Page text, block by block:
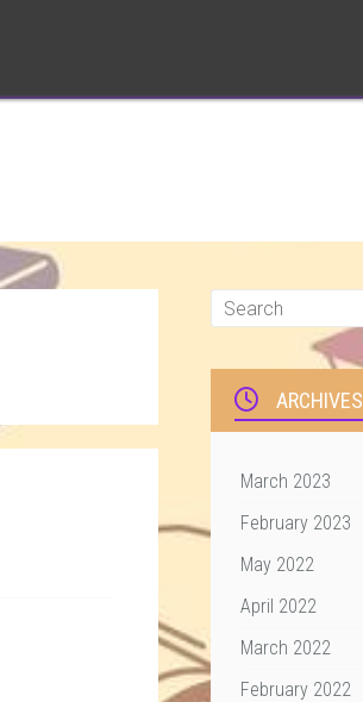
ARCHIVES
March 2023
February 2023
May 2022
April 2022
March 2022
February 2022